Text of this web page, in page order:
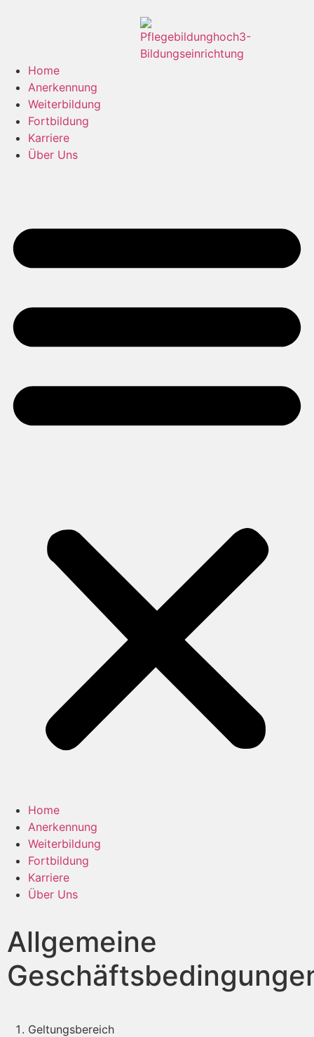
Home
Anerkennung
Weiterbildung
Fortbildung
Karriere
Über Uns
Home
Anerkennung
Weiterbildung
Fortbildung
Karriere
Über Uns
Allgemeine
Geltungsbereich